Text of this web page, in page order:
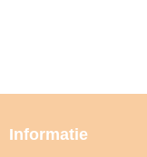
Informatie